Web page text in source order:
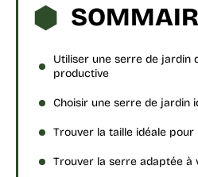
Utiliser une serre de jardin
productive
Choisir une serre de jardin
Trouver la taille idéale
Trouver la serre adaptée à